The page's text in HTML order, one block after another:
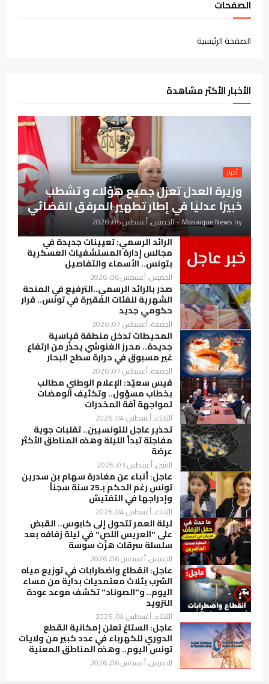
الصفحات
الصفحة الرئيسية
الأخبار الأكثر مشاهدة
أخبار
وزيرة العدل تعزل جميع هؤلاء و تشطب
خبيرًا عدليًا في إطار تطهير المرفق القضائي
by
Mosaique News
- الخميس, أغسطس 06, 2026
الرائد الرسمي: تعيينات جديدة في
مجالس إدارة المستشفيات العسكرية
بتونس.. الأسماء والتفاصيل
الخميس, أغسطس 06, 2026
صدر بالرائد الرسمي..الترفيع في المنحة
الشهرية للفئات الفقيرة في تونس.. قرار
حكومي جديد
الجمعة, أغسطس 07, 2026
المحيطات تدخل منطقة قياسية
جديدة.. محرز الغنوشي يحذّر من ارتفاع
غير مسبوق في حرارة سطح البحار
الجمعة, أغسطس 07, 2026
قيس سعيّد: الإعلام الوطني مطالب
بخطاب مسؤول.. وتكثيف الومضات
لمواجهة آفة المخدرات
الثلاثاء, أغسطس 04, 2026
تحذير عاجل للتونسيين.. تقلبات جوية
مفاجئة تبدأ الليلة وهذه المناطق الأكثر
عرضة
الاثنين, أغسطس 03, 2026
عاجل: أنباء عن مغادرة سهام بن سدرين
تونس رغم الحكم بـ25 سنة سجناً
وإدراجها في التفتيش
الثلاثاء, أغسطس 04, 2026
ليلة العمر تتحول إلى كابوس.. القبض
على "العريس اللص" في ليلة زفافه بعد
سلسلة سرقات هزّت سوسة
الخميس, أغسطس 06, 2026
عاجل: انقطاع واضطرابات في توزيع مياه
الشرب بثلاث معتمديات بداية من مساء
اليوم.. و"الصوناد" تكشف موعد عودة
التزويد
الثلاثاء, أغسطس 04, 2026
عاجل: الستاغ تعلن إمكانية القطع
الدوري للكهرباء في عدد كبير من ولايات
تونس اليوم.. وهذه المناطق المعنية
الخميس, أغسطس 06, 2026